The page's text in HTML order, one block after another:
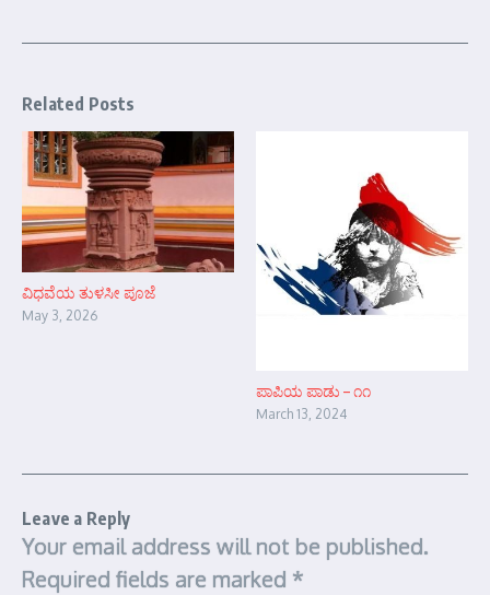
Related Posts
ವಿಧವೆಯ ತುಳಸೀ ಪೂಜೆ
May 3, 2026
ಪಾಪಿಯ ಪಾಡು – ೧೧
March 13, 2024
Leave a Reply
Your email address will not be published.
Required fields are marked *